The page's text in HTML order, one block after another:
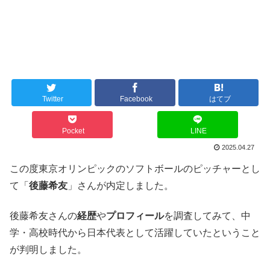
Twitter Facebook はてブ
Pocket LINE
2025.04.27
この度東京オリンピックのソフトボールのピッチャーとし
て「 後藤希友 」さんが内定しました。
後藤希友さんの経歴やプロフィールを調査してみて、中
学・高校時代から日本代表として活躍していたということ
が判明しました。